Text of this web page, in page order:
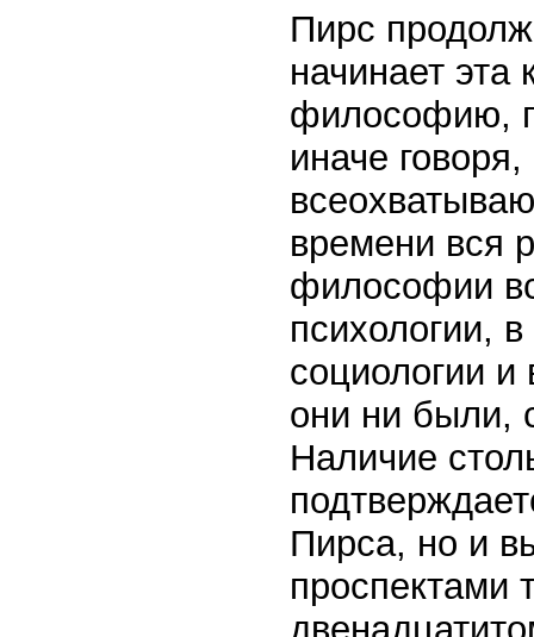
Пирс
начинает эта
философию,
иначе
времени вся
философии
психологии,
социологии
они ни были,
Наличие
Пирса, но и
проспектами